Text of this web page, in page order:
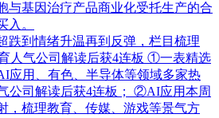
与基因治疗产品商业化受托生产的合
入。
跌到情绪升温再到反弹，栏目梳理
人气公司解读后获4连板 ①一表精选
应用、有色、半导体等领域多家热
公司解读后获4连板； ②AI应用本周
，梳理教育、传媒、游戏等景气方